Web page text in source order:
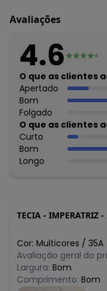
Avaliações
4.6
O que as clientes
Apertado
Bom
Folgado
O que as clientes
Curto
Bom
Longo
TECIA - IMPERATRIZ - MA
Cor: Multicores / 35A
Avaliação geral do
Largura: Bom
Comprimento: Bom